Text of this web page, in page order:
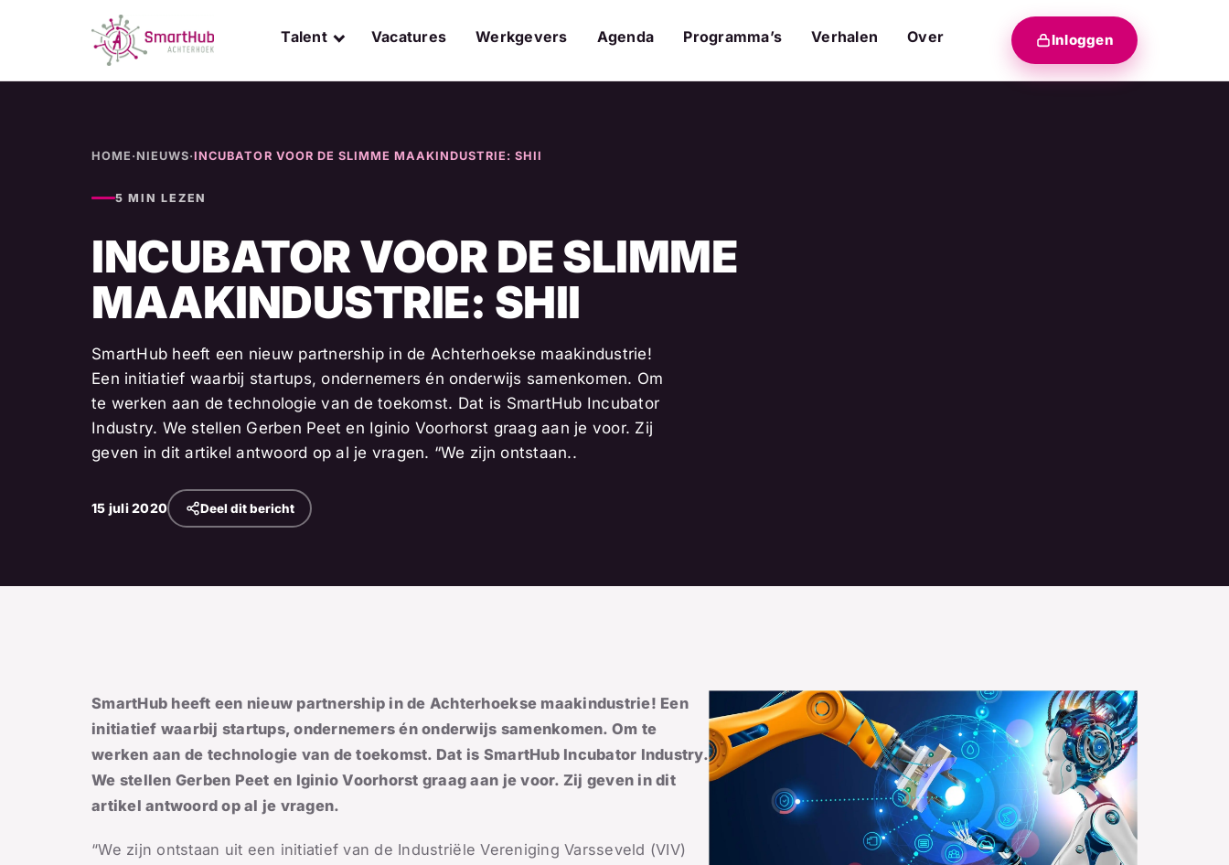
Talent Vacatures Werkgevers Agenda Programma’s Verhalen Over Inloggen
HOME · NIEUWS·INCUBATOR VOOR DE SLIMME MAAKINDUSTRIE: SHII
5 MIN LEZEN
INCUBATOR VOOR DE SLIMME
MAAKINDUSTRIE: SHII
SmartHub heeft een nieuw partnership in de Achterhoekse maakindustrie!
Een initiatief waarbij startups, ondernemers én onderwijs samenkomen. Om
te werken aan de technologie van de toekomst. Dat is SmartHub Incubator
Industry. We stellen Gerben Peet en Iginio Voorhorst graag aan je voor. Zij
geven in dit artikel antwoord op al je vragen. “We zijn ontstaan..
15 juli 2020 Deel dit bericht
SmartHub heeft een nieuw partnership in de Achterhoekse maakindustrie! Een
initiatief waarbij startups, ondernemers én onderwijs samenkomen. Om te
werken aan de technologie van de toekomst. Dat is SmartHub Incubator Industry.
We stellen Gerben Peet en Iginio Voorhorst graag aan je voor. Zij geven in dit
artikel antwoord op al je vragen.
“We zijn ontstaan uit een initiatief van de Industriële Vereniging Varsseveld (VIV)